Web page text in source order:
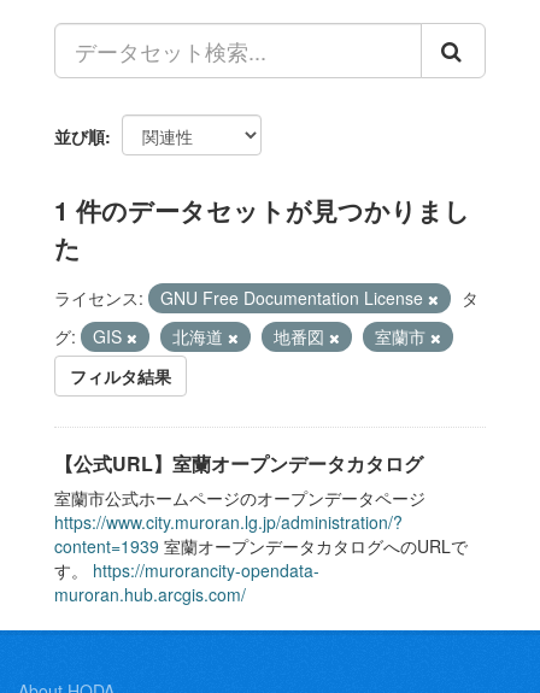
並び順
1 件のデータセットが見つかりまし
た
ライセンス: GNU Free Documentation License
タ
グ:
GIS 北海道 地番図
室蘭市
フィルタ結果
【公式URL】室蘭オープンデータカタログ
室蘭市公式ホームページのオープンデータページ
https://www.city.muroran.lg.jp/administration/?
content=1939 室蘭オープンデータカタログへのURLで
す。 https://murorancity-opendata-
muroran.hub.arcgis.com/